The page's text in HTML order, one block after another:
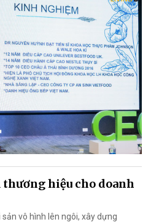
hiệu cho doanh
vô hình lên ngôi, xây dựng